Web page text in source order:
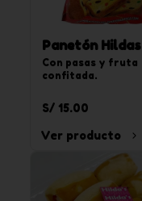
Panetón Hildas
900 g
Con pasas y fruta
confitada.
S/ 15.00
Ver producto